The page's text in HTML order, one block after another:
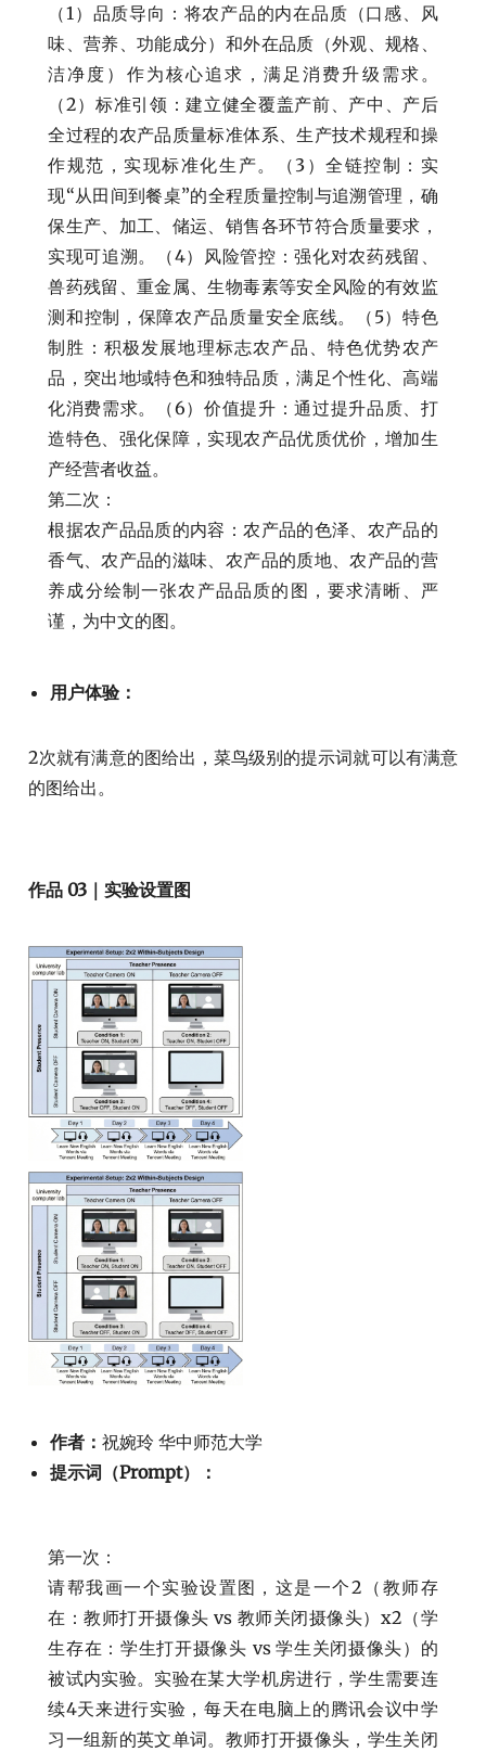
（1）品质导向：将农产品的内在品质（口感、风
味、营养、功能成分）和外在品质（外观、规格、
洁净度）作为核心追求，满足消费升级需求。
（2）标准引领：建立健全覆盖产前、产中、产后
全过程的农产品质量标准体系、生产技术规程和操
作规范，实现标准化生产。（3）全链控制：实
现“从田间到餐桌”的全程质量控制与追溯管理，确
保生产、加工、储运、销售各环节符合质量要求，
实现可追溯。（4）风险管控：强化对农药残留、
兽药残留、重金属、生物毒素等安全风险的有效监
测和控制，保障农产品质量安全底线。（5）特色
制胜：积极发展地理标志农产品、特色优势农产
品，突出地域特色和独特品质，满足个性化、高端
化消费需求。（6）价值提升：通过提升品质、打
造特色、强化保障，实现农产品优质优价，增加生
产经营者收益。
第二次：
根据农产品品质的内容：农产品的色泽、农产品的
香气、农产品的滋味、农产品的质地、农产品的营
养成分绘制一张农产品品质的图，要求清晰、严
谨，为中文的图。
用户体验：
2次就有满意的图给出，菜鸟级别的提示词就可以有满意
的图给出。
作品 03｜实验设置图
作者：祝婉玲 华中师范大学
提示词（Prompt）：
第一次：
请帮我画一个实验设置图，这是一个2（教师存
在：教师打开摄像头 vs 教师关闭摄像头）x2（学
生存在：学生打开摄像头 vs 学生关闭摄像头）的
被试内实验。实验在某大学机房进行，学生需要连
续4天来进行实验，每天在电脑上的腾讯会议中学
习一组新的英文单词。教师打开摄像头，学生关闭